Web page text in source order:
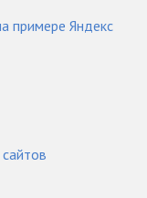
примере Яндекс